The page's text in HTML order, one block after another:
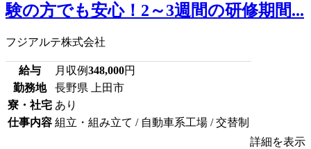
験の方でも安心！2～3週間の研修期間...
フジアルテ株式会社
給与 月収例348,000円
勤務地
長野県 上田市
寮・社宅 あり
仕事内容 組立・組み立て / 自動車系工場 / 交替制
詳細を表示